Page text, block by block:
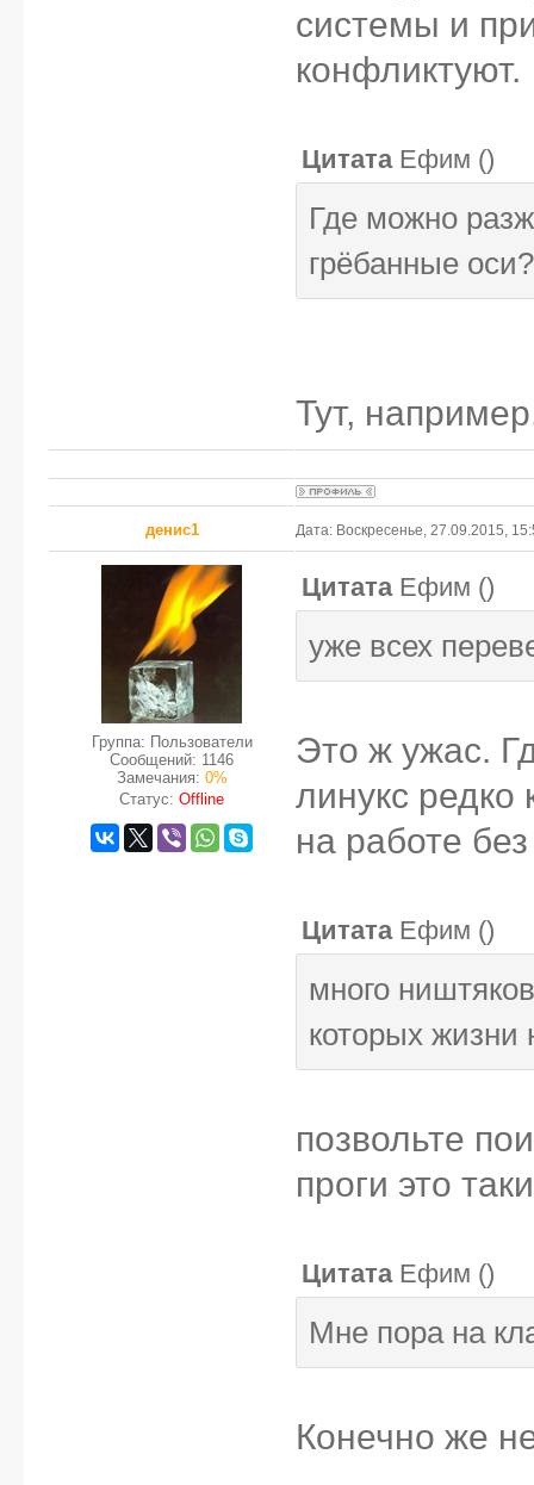
системы и
конфликтуют.
Цитата Ефим ()
Где можно
грёбанные оси?
Тут,
денис1 Дата: Воскресенье, 27.09.2015,
Группа: Пользователи
Сообщений: 1146
Замечания: 0%
Статус: Offline
Цитата Ефим ()
уже всех
Это ж ужас.
линукс редко
на работе
Цитата Ефим ()
много
которых жизни
позвольте
проги это
Цитата Ефим ()
Мне пора на
Конечно же